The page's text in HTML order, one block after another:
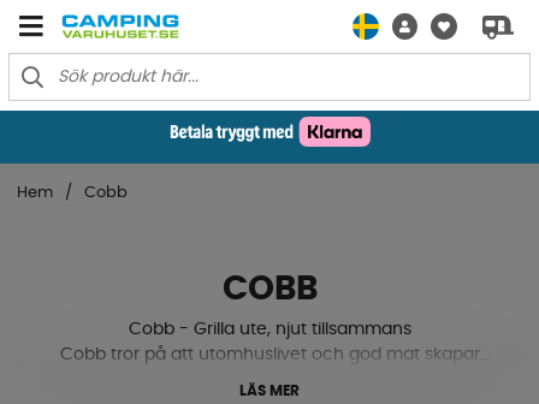
Hem Cobb
COBB
Cobb - Grilla ute, njut tillsammans
Cobb tror på att utomhuslivet och god mat skapar
minnesvärda stunder. En Cobb-grill är mer än en
LÄS MER